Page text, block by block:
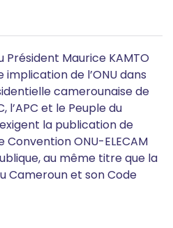
Président Maurice KAMTO
implication de l’ONU dans
camerounaise de
l’APC et le Peuple du
la publication de
ONU-ELECAM
au même titre que la
Cameroun et son Code